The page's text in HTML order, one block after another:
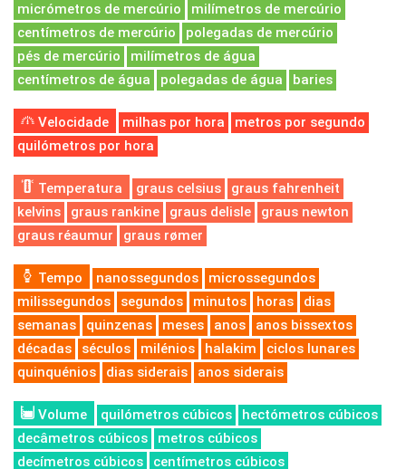
micrómetros de mercúrio
milímetros de mercúrio
centímetros de mercúrio
polegadas de mercúrio
pés de mercúrio
milímetros de água
centímetros de água
polegadas de água baries
Velocidade milhas por hora
metros por segundo
quilómetros por hora
Temperatura graus celsius
graus fahrenheit
kelvins
graus rankine graus delisle
graus newton
graus réaumur
graus rømer
Tempo nanossegundos
microssegundos
milissegundos
segundos minutos horas
dias
semanas
quinzenas meses anos
anos bissextos
décadas
séculos milénios halakim
ciclos lunares
quinquénios
dias siderais anos siderais
Volume quilómetros cúbicos
hectómetros cúbicos
decâmetros cúbicos
metros cúbicos
decímetros cúbicos
centímetros cúbicos